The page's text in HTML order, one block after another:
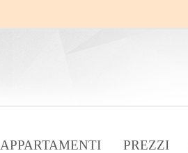
APPARTAMENTI PREZZI